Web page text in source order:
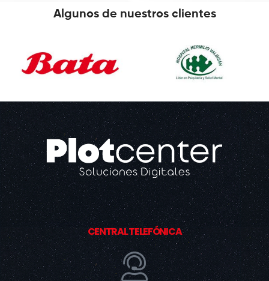
Algunos de nuestros clientes
CENTRAL TELEFÓNICA